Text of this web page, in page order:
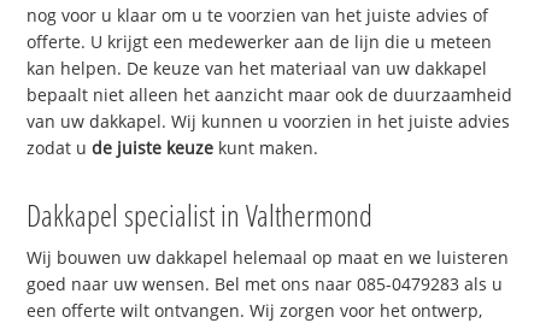
nog voor u klaar om u te voorzien van het juiste advies of
offerte. U krijgt een medewerker aan de lijn die u meteen
kan helpen. De keuze van het materiaal van uw dakkapel
bepaalt niet alleen het aanzicht maar ook de duurzaamheid
van uw dakkapel. Wij kunnen u voorzien in het juiste advies
zodat ude juiste keuze kunt maken.
Dakkapel specialist in Valthermond
Wij bouwen uw dakkapel helemaal op maat en we luisteren
goed naar uw wensen. Bel met ons naar 085-0479283 als u
een offerte wilt ontvangen. Wij zorgen voor het ontwerp,